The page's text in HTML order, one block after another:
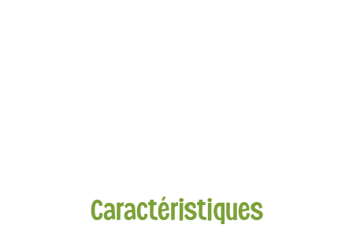
Caractéristiques